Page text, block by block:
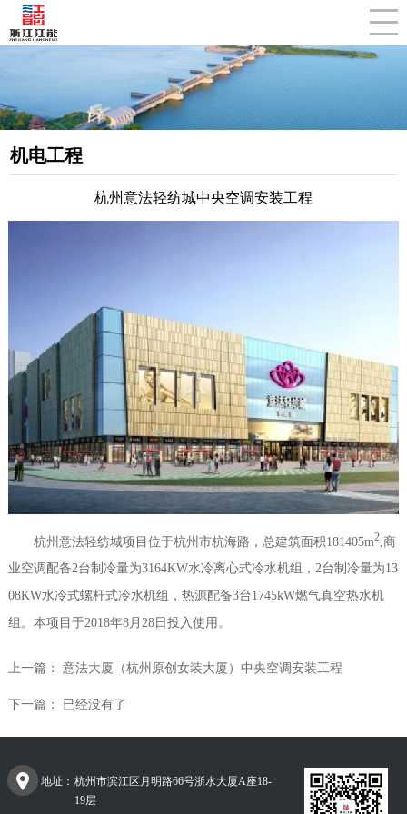
机电工程
杭州意法轻纺城中央空调安装工程
杭州意法轻纺城项目位于杭州市杭海路，总建筑面积181405m2,商
业空调配备2台制冷量为3164KW水冷离心式冷水机组，2台制冷量为13
08KW水冷式螺杆式冷水机组，热源配备3台1745kW燃气真空热水机
组。本项目于2018年8月28日投入使用。
上一篇： 意法大厦（杭州原创女装大厦）中央空调安装工程
下一篇： 已经没有了
地址： 杭州市滨江区月明路66号浙水大厦A座18-
19层